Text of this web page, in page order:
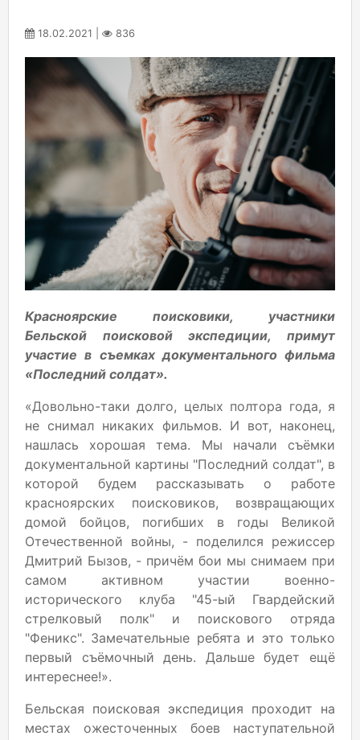
18.02.2021 | 836
Красноярские поисковики, участники
Бельской поисковой экспедиции, примут
участие в съемках документального фильма
«Последний солдат».
«Довольно-таки долго, целых полтора года, я
не снимал никаких фильмов. И вот, наконец,
нашлась хорошая тема. Мы начали съёмки
документальной картины "Последний солдат", в
которой будем рассказывать о работе
красноярских поисковиков, возвращающих
домой бойцов, погибших в годы Великой
Отечественной войны, - поделился режиссер
Дмитрий Бызов, - причём бои мы снимаем при
самом активном участии военно-
исторического клуба "45-ый Гвардейский
стрелковый полк" и поискового отряда
"Феникс". Замечательные ребята и это только
первый съёмочный день. Дальше будет ещё
интереснее!».
Бельская поисковая экспедиция проходит на
местах ожесточенных боев наступательной